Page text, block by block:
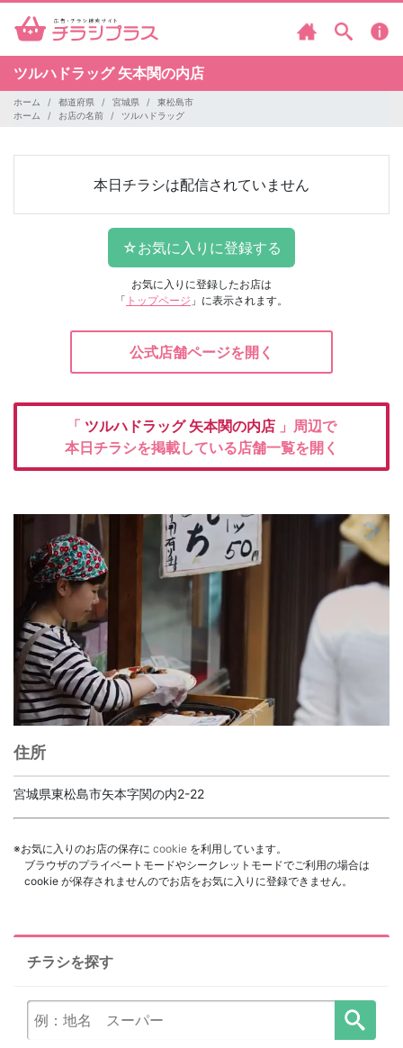
ツルハドラッグ 矢本関の内店
ホーム 都道府県 宮城県
東松島市
ホーム
お店の名前 ツルハドラッグ
本日チラシは配信されていません
お気に入りに登録したお店は
「 トップページ 」に表示されます。
公式店舗ページを開く
「 ツルハドラッグ 矢本関の内店 」周辺で
本日チラシを掲載している店舗一覧を開く
住所
宮城県東松島市矢本字関の内2-22
※お気に入りのお店の保存に cookie を利用しています。
ブラウザのプライベートモードやシークレットモードでご利用の場合は
cookie が保存されませんのでお店をお気に入りに登録できません。
チラシを探す